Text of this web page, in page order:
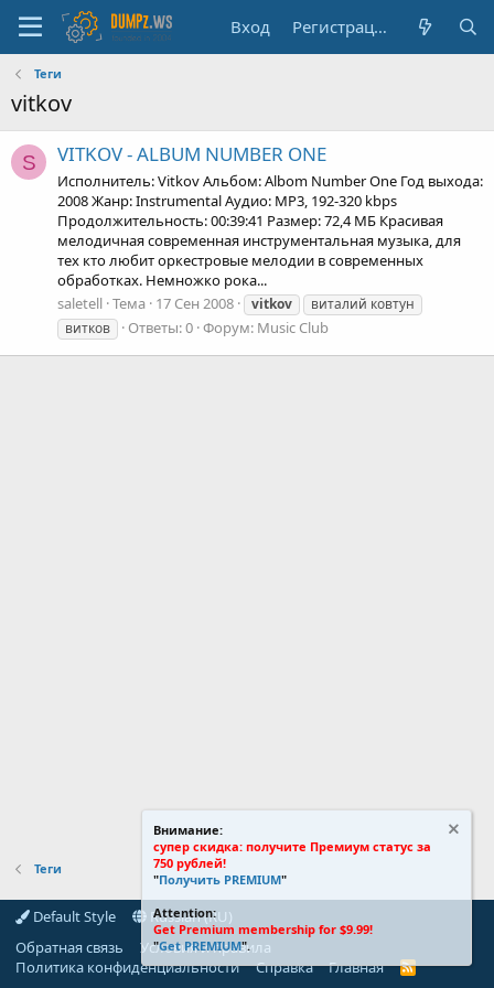
Вход Регистрация
Теги
vitkov
S VITKOV - ALBUM NUMBER ONE
Исполнитель: Vitkov Альбом: Albom Number One Год выхода:
2008 Жанр: Instrumental Аудио: MP3, 192-320 kbps
Продолжительность: 00:39:41 Размер: 72,4 МБ Красивая
мелодичная современная инструментальная музыка, для
тех кто любит оркестровые мелодии в современных
обработках. Немножко рока...
saletell Тема 17 Сен 2008 vitkov
виталий ковтун
витков
Ответы: 0 Форум: Music Club
Теги
Default Style
Russian (RU)
Обратная связь
Условия и правила
Политика конфиденциальности
Справка Главная
R
Внимание:
супер скидка: получите Премиум статус за
750 рублей!
"Получить PREMIUM"
Attention:
Get Premium membership for $9.99!
"Get PREMIUM".